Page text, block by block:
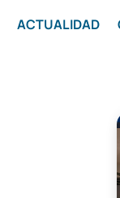
ACTUALIDAD